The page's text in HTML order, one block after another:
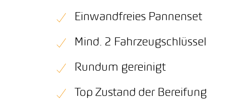
Einwandfreies Pannenset
Mind. 2 Fahrzeugschlüssel
Rundum gereinigt
Top Zustand der Bereifung